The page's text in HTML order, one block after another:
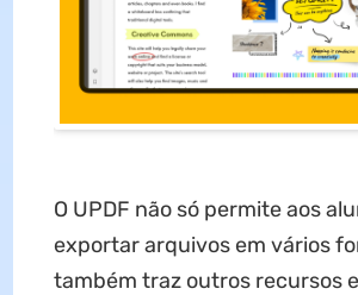
O UPDF não só permite aos
exportar arquivos em vários
também traz outros recursos